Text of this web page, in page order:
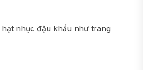
nhục đậu khấu như trang